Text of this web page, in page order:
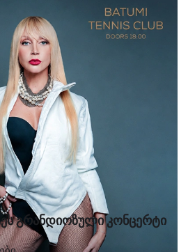
გრანდიოზული კონცერტი